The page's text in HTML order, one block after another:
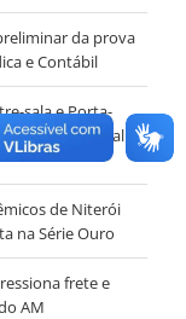
da prova
e Contábil
sala e Porta-
o Casal
de Niterói
na Série Ouro
frete e
AM